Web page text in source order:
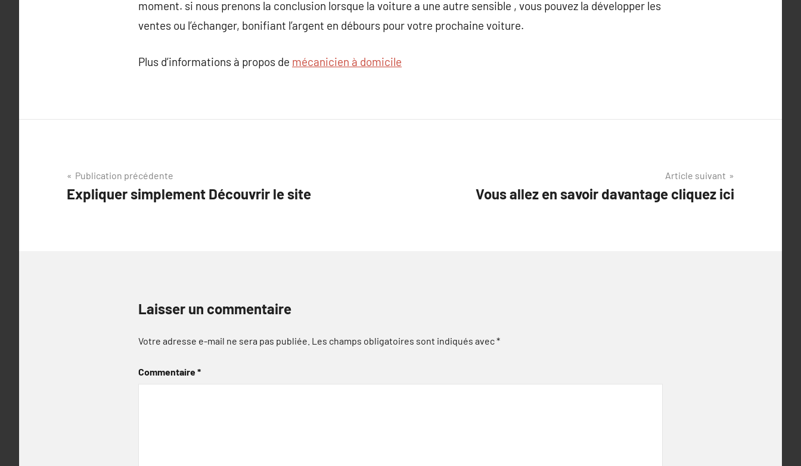
moment. si nous prenons la conclusion lorsque la voiture a une autre sensible , vous pouvez la développer les
ventes ou l’échanger, bonifiant l’argent en débours pour votre prochaine voiture.
Plus d’informations à propos de mécanicien à domicile
Navigation
de
Publication précédente
Expliquer simplement Découvrir le site
Article suivant
Vous allez en savoir davantage cliquez ici
Laisser un commentaire
Votre adresse e-mail ne sera pas publiée. Les champs obligatoires sont indiqués avec*
Commentaire*